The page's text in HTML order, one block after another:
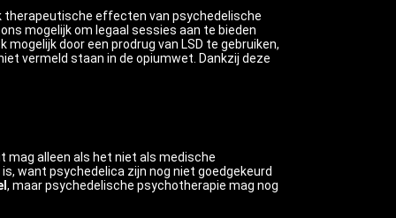
therapeutische effecten van psychedelische
mogelijk om legaal sessies aan te bieden
door een prodrug van LSD te gebruiken,
vermeld staan in de opiumwet. Dankzij deze
mag alleen als het niet als medische
want psychedelica zijn nog niet goedgekeurd
, maar psychedelische psychotherapie mag nog